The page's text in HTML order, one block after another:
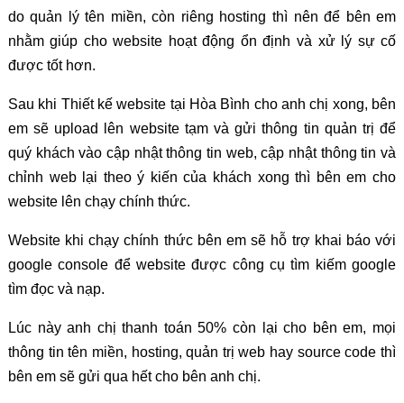
do quản lý tên miền, còn riêng hosting thì nên để bên em
nhằm giúp cho website hoạt động ổn định và xử lý sự cố
được tốt hơn.
Sau khi Thiết kế website tại Hòa Bình cho anh chị xong, bên
em sẽ upload lên website tạm và gửi thông tin quản trị để
quý khách vào cập nhật thông tin web, cập nhật thông tin và
chỉnh web lại theo ý kiến của khách xong thì bên em cho
website lên chạy chính thức.
Website khi chạy chính thức bên em sẽ hỗ trợ khai báo với
google console để website được công cụ tìm kiếm google
tìm đọc và nạp.
Lúc này anh chị thanh toán 50% còn lại cho bên em, mọi
thông tin tên miền, hosting, quản trị web hay source code thì
bên em sẽ gửi qua hết cho bên anh chị.